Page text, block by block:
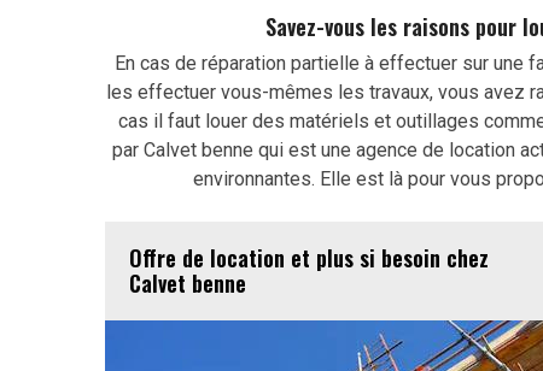
Savez-vous les raisons pour
En cas de réparation partielle à effectuer sur une
les effectuer vous-mêmes les travaux, vous avez
cas il faut louer des matériels et outillages
par Calvet benne qui est une agence de location
environnantes. Elle est là pour vous
Offre de location et plus si besoin chez
Calvet benne